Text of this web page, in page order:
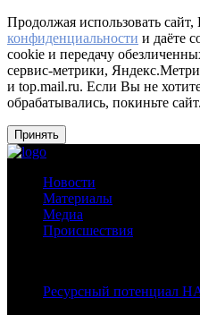
Продолжая использовать сайт,
конфиденциальности и даёте
cookie и передачу
сервис-метрики,
и top.mail.ru. Если Вы не
обрабатывались, покиньте сайт.
Принять
Новости
Материалы
Медиа
Происшествия
Ресурсный потенциал